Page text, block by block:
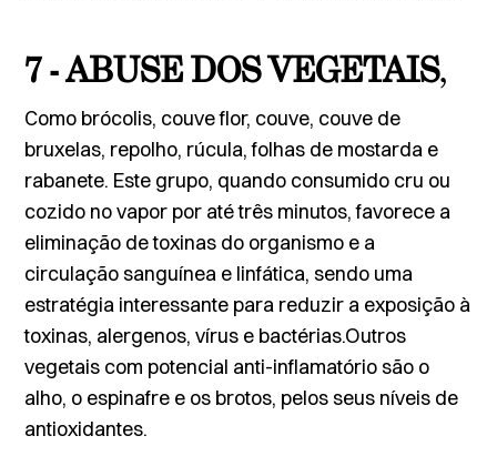
7 - ABUSE DOS VEGETAIS,
Como brócolis, couve flor, couve, couve de
bruxelas, repolho, rúcula, folhas de mostarda e
rabanete. Este grupo, quando consumido cru ou
cozido no vapor por até três minutos, favorece a
eliminação de toxinas do organismo e a
circulação sanguínea e linfática, sendo uma
estratégia interessante para reduzir a exposição à
toxinas, alergenos, vírus e bactérias.Outros
vegetais com potencial anti-inflamatório são o
alho, o espinafre e os brotos, pelos seus níveis de
antioxidantes.